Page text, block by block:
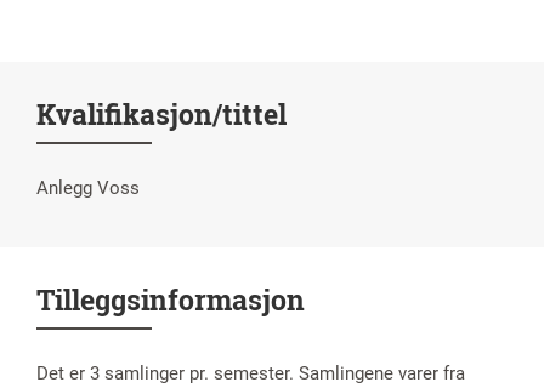
Kvalifikasjon/tittel
Anlegg Voss
Tilleggsinformasjon
Det er 3 samlinger pr. semester. Samlingene varer fra